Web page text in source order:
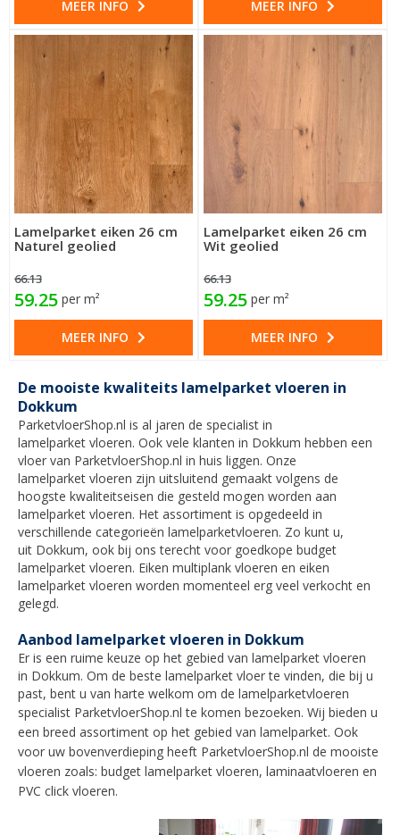
MEER INFO MEER INFO
Lamelparket eiken 26 cm
Naturel geolied
66.13
59.25 per m²
MEER INFO
Lamelparket eiken 26 cm
Wit geolied
66.13
59.25 per m²
MEER INFO
De mooiste kwaliteits lamelparket vloeren in
Dokkum
ParketvloerShop.nl is al jaren de specialist in
lamelparket vloeren. Ook vele klanten in Dokkum hebben een
vloer van ParketvloerShop.nl in huis liggen. Onze
lamelparket vloeren zijn uitsluitend gemaakt volgens de
hoogste kwaliteitseisen die gesteld mogen worden aan
lamelparket vloeren. Het assortiment is opgedeeld in
verschillende categorieën lamelparketvloeren. Zo kunt u,
uit Dokkum, ook bij ons terecht voor goedkope budget
lamelparket vloeren. Eiken multiplank vloeren en eiken
lamelparket vloeren worden momenteel erg veel verkocht en
gelegd.
Aanbod lamelparket vloeren in Dokkum
Er is een ruime keuze op het gebied van lamelparket vloeren
in Dokkum. Om de beste lamelparket vloer te vinden, die bij u
past, bent u van harte welkom om de lamelparketvloeren
specialist ParketvloerShop.nl te komen bezoeken. Wij bieden u
een breed assortiment op het gebied van lamelparket. Ook
voor uw bovenverdieping heeft ParketvloerShop.nl de mooiste
vloeren zoals: budget lamelparket vloeren, laminaatvloeren en
PVC click vloeren.